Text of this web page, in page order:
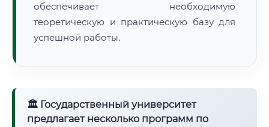
обеспечивает необходимую
теоретическую и практическую базу для
успешной работы.
🏛 Государственный университет
предлагает несколько программ по